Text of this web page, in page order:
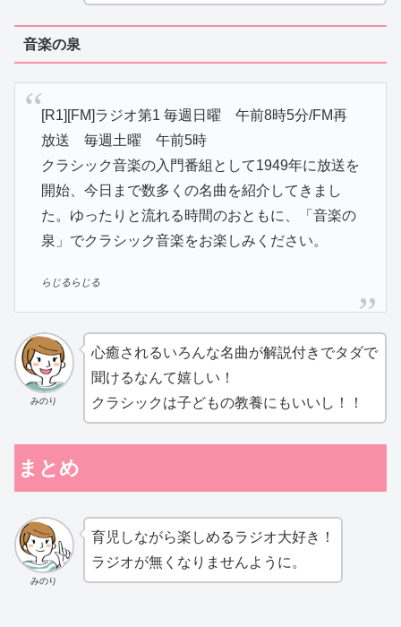
音楽の泉
[R1][FM]ラジオ第1 毎週日曜 午前8時5分/FM再
放送 毎週土曜 午前5時
クラシック音楽の入門番組として1949年に放送を
開始、今日まで数多くの名曲を紹介してきまし
た。ゆったりと流れる時間のおともに、「音楽の
泉」でクラシック音楽をお楽しみください。
らじるらじる
みのり
心癒されるいろんな名曲が解説付きでタダで
聞けるなんて嬉しい！
クラシックは子どもの教養にもいいし！！
まとめ
みのり
育児しながら楽しめるラジオ大好き！
ラジオが無くなりませんように。